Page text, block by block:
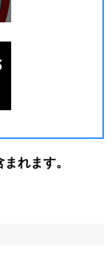
れます。